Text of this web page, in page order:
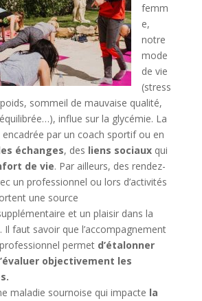
femm
e,
notre
mode
de vie
(stress
sommeil de mauvaise qualité,
influe sur la glycémie. La
par un coach sportif ou en
échanges, des liens sociauxqui
de vie. Par ailleurs, des rendez-
un professionnel ou lors d’activités
une source
et un plaisir dans la
Il faut savoir que l’accompagnement
permet d’étalonner
objectivement les
maladie sournoise qui impacte la